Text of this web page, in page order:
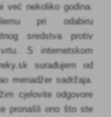
već nekoliko godina.
pri odabiru
sredstva protiv
S internetskom
surađujem od
menadžer sadržaja.
cjelovite odgovore
pronašli ono što ste